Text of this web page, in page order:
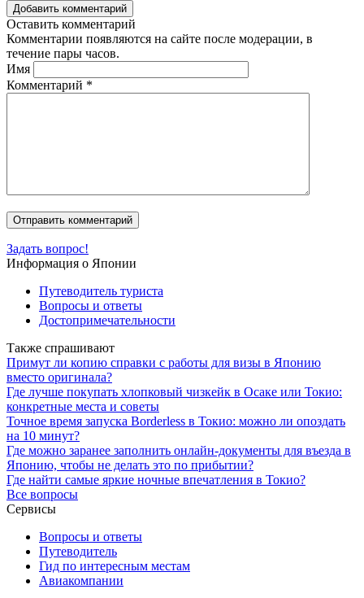
Добавить комментарий
Оставить комментарий
Комментарии появляются на сайте после модерации, в
течение пары часов.
Имя
Комментарий *
Задать вопрос!
Информация о Японии
Путеводитель туриста
Вопросы и ответы
Достопримечательности
Также спрашивают
Примут ли копию справки с работы для визы в Японию
вместо оригинала?
Где лучше покупать хлопковый чизкейк в Осаке или Токио:
конкретные места и советы
Точное время запуска Borderless в Токио: можно ли опоздать
на 10 минут?
Где можно заранее заполнить онлайн-документы для въезда в
Японию, чтобы не делать это по прибытии?
Где найти самые яркие ночные впечатления в Токио?
Все вопросы
Сервисы
Вопросы и ответы
Путеводитель
Гид по интересным местам
Авиакомпании